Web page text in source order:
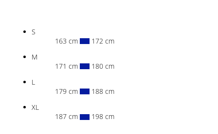
S
163 cm
172 cm
M
171 cm
180 cm
L
179 cm
188 cm
XL
187 cm
198 cm